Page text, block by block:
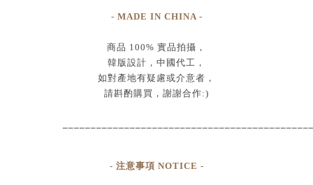
- MADE IN CHINA -
商品 100% 實品拍攝 ，
韓版設計，中國代工 ，
如對產地有疑慮或介意者，
請斟酌購買， 謝謝合作:)
- 注意事項 NOTICE -